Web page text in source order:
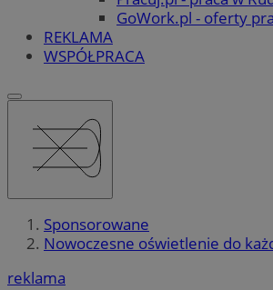
GoWork.pl - oferty
REKLAMA
WSPÓŁPRACA
Sponsorowane
Nowoczesne oświetlenie do
reklama